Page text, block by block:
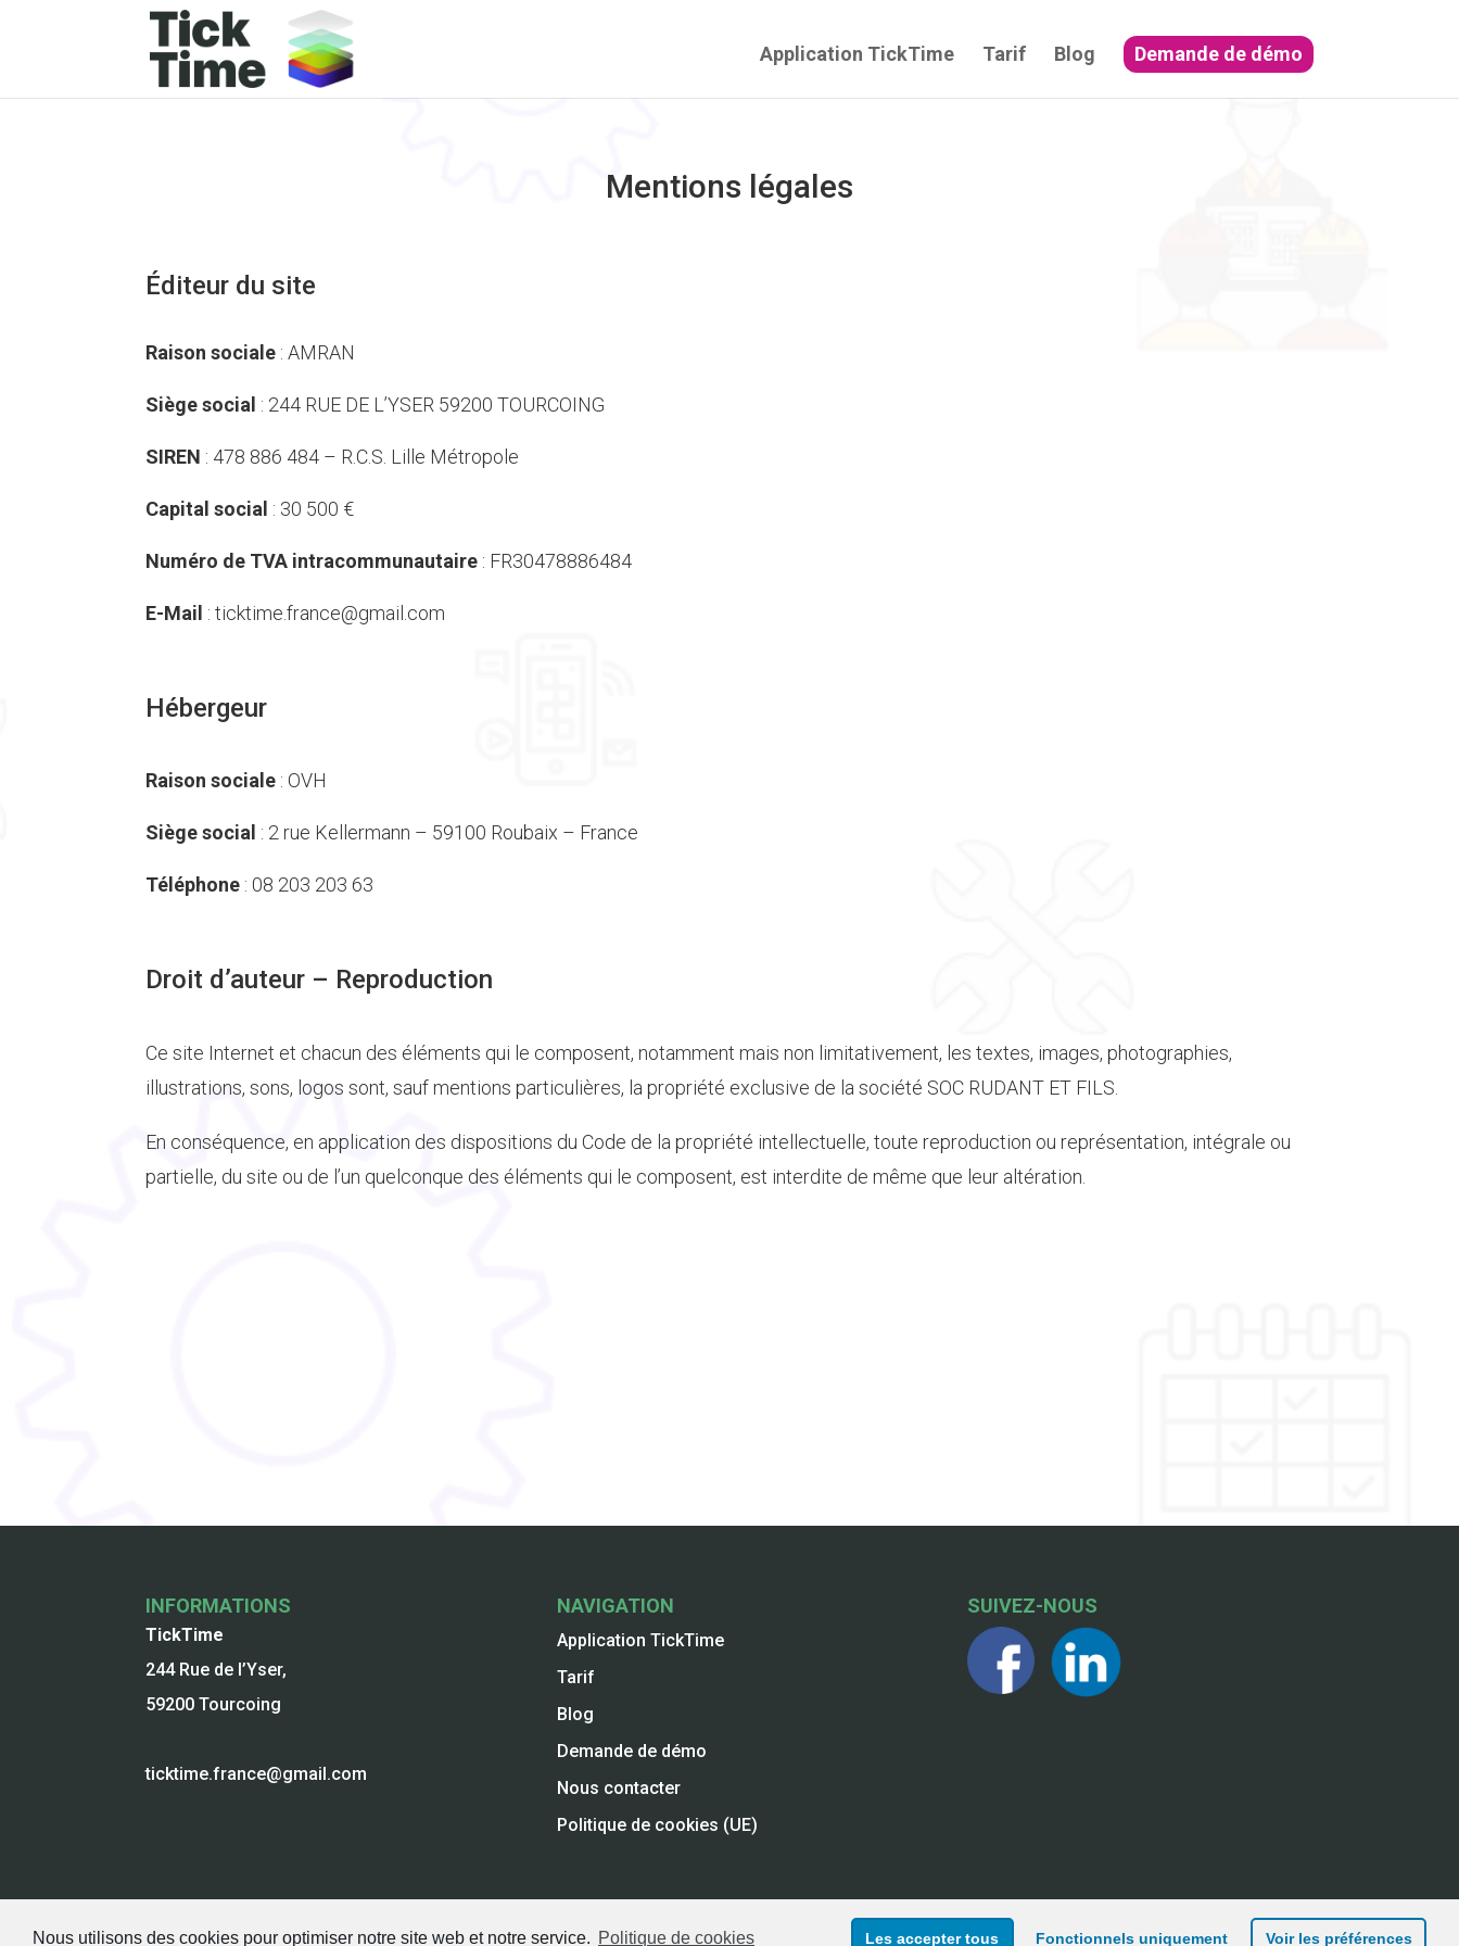
Application TickTime Tarif Blog Demande de démo
Mentions légales
Éditeur du site
Raison sociale :AMRAN
Siège social : 244 RUE DE L’YSER 59200 TOURCOING
SIREN : 478 886 484 – R.C.S. Lille Métropole
Capital social : 30 500 €
Numéro de TVA intracommunautaire : FR30478886484
E-Mail :ticktime.france@gmail.com
Hébergeur
Raison sociale : OVH
Siège social : 2 rue Kellermann – 59100 Roubaix – France
Téléphone : 08 203 203 63
Droit d’auteur – Reproduction
Ce site Internet et chacun des éléments qui le composent, notamment mais non limitativement, les textes, images, photographies,
illustrations, sons, logos sont, sauf mentions particulières, la propriété exclusive de la société SOC RUDANT ET FILS.
En conséquence, en application des dispositions du Code de la propriété intellectuelle, toute reproduction ou représentation, intégrale ou
partielle, du site ou de l’un quelconque des éléments qui le composent, est interdite de même que leur altération.
INFORMATIONS
TickTime
244 Rue de l’Yser,
59200 Tourcoing
ticktime.france@gmail.com
NAVIGATION
Application TickTime
Tarif
Blog
Demande de démo
Nous contacter
Politique de cookies (UE)
SUIVEZ-NOUS
Nous utilisons des cookies pour optimiser notre site web et notre service. Politique de cookies Les accepter tous Fonctionnels uniquement Voir les préférences